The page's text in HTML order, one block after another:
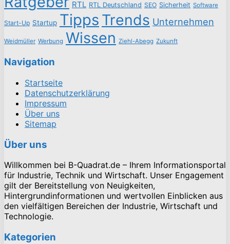
RTL RTL Deutschland SEO Sicherheit Software
Start-Up Startup Tipps Trends Unternehmen
Weidmüller Werbung Wissen Ziehl-Abegg Zukunft
Navigation
Startseite
Datenschutzerklärung
Impressum
Über uns
Sitemap
Über uns
Willkommen bei B-Quadrat.de – Ihrem Informationsportal
für Industrie, Technik und Wirtschaft. Unser Engagement
gilt der Bereitstellung von Neuigkeiten,
Hintergrundinformationen und wertvollen Einblicken aus
den vielfältigen Bereichen der Industrie, Wirtschaft und
Technologie.
Kategorien